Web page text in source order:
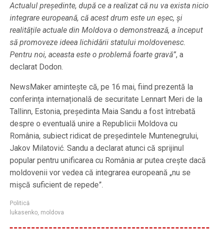
Actualul președinte, după ce a realizat că nu va exista nicio
integrare europeană, că acest drum este un eșec, și
realitățile actuale din Moldova o demonstrează, a început
să promoveze ideea lichidării statului moldovenesc.
Pentru noi, aceasta este o problemă foarte gravă”, a
declarat Dodon.
NewsMaker amintește că, pe 16 mai, fiind prezentă la
conferința internațională de securitate Lennart Meri de la
Tallinn, Estonia, președinta Maia Sandu a fost întrebată
despre o eventuală unire a Republicii Moldova cu
România, subiect ridicat de președintele Muntenegrului,
Jakov Milatović. Sandu a declarat atunci că sprijinul
popular pentru unificarea cu România ar putea crește dacă
moldovenii vor vedea că integrarea europeană „nu se
mișcă suficient de repede”.
Politică
lukasenko, moldova